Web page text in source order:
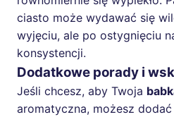
ciasto może wydawać się
wyjęciu, ale po ostygnięciu
konsystencji.
Dodatkowe porady i
Jeśli chcesz, aby Twoja
aromatyczna, możesz